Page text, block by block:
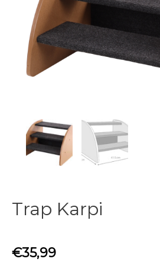
Trap Karpi
€35,99